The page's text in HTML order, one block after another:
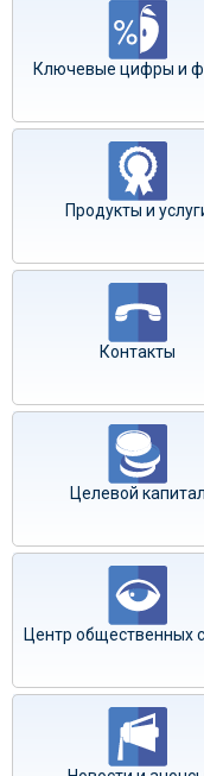
Ключевые цифры и
Продукты и
Контакты
Целевой капитал
Центр общественных